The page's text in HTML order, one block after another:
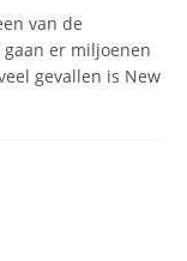
van de
er miljoenen
gevallen is New